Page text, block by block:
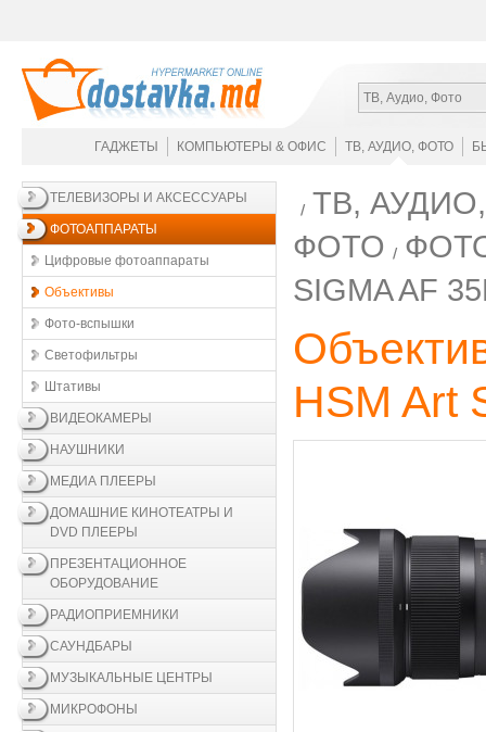
ТВ, Аудио, Фото
ГАДЖЕТЫ КОМПЬЮТЕРЫ & ОФИС ТВ, АУДИО, ФОТО
ТЕЛЕВИЗОРЫ И АКСЕССУАРЫ
ФОТОАППАРАТЫ
Цифровые фотоаппараты
Объективы
Фото-вспышки
Светофильтры
Штативы
ВИДЕОКАМЕРЫ
НАУШНИКИ
МЕДИА ПЛЕЕРЫ
ДОМАШНИЕ КИНОТЕАТРЫ И
DVD ПЛЕЕРЫ
ПРЕЗЕНТАЦИОННОЕ
ОБОРУДОВАНИЕ
РАДИОПРИЕМНИКИ
САУНДБАРЫ
МУЗЫКАЛЬНЫЕ ЦЕНТРЫ
МИКРОФОНЫ
ТВ, АУДИО,
ФОТО
SIGMA AF
HSM Art